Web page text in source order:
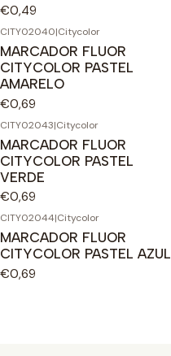
€0,49
CITY02040|Citycolor
MARCADOR FLUOR
CITYCOLOR PASTEL
AMARELO
€0,69
CITY02043|Citycolor
MARCADOR FLUOR
CITYCOLOR PASTEL
VERDE
€0,69
CITY02044|Citycolor
MARCADOR FLUOR
CITYCOLOR PASTEL AZUL
€0,69